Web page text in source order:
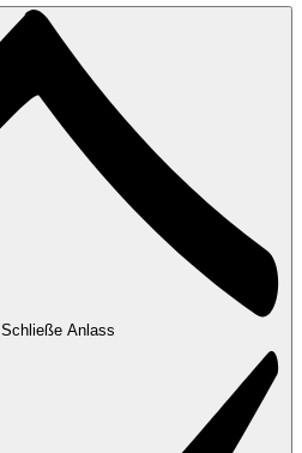
Schließe Anlass